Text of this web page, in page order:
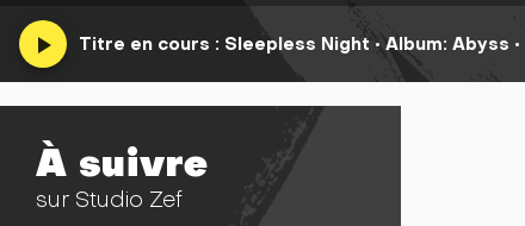
play_arrow Titre en cours : Sleepless Night • Album: Abyss •
À suivre
sur Studio Zef